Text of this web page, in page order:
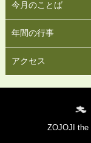
今月のことば
年間の行事
アクセス
ZOJOJI the